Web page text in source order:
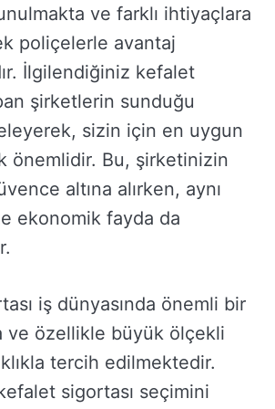
ve farklı ihtiyaçlara
poliçelerle avantaj
İlgilendiğiniz kefalet
şirketlerin sunduğu
sizin için en uygun
önemlidir. Bu, şirketinizin
altına alırken, aynı
ekonomik fayda da
iş dünyasında önemli bir
ve özellikle büyük ölçekli
tercih edilmektedir.
sigortası seçimini